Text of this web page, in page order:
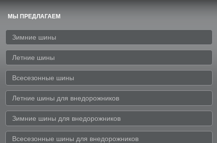
МЫ ПРЕДЛАГАЕМ
Зимние шины
Летние шины
Всесезонные шины
Летние шины для внедорожников
Зимние шины для внедорожников
Всесезонные шины для внедорожников